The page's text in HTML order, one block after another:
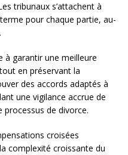
tribunaux s’attachent à
pour chaque partie, au-
à garantir une meilleure
en préservant la
des accords adaptés à
une vigilance accrue de
processus de divorce.
croisées
complexité croissante du